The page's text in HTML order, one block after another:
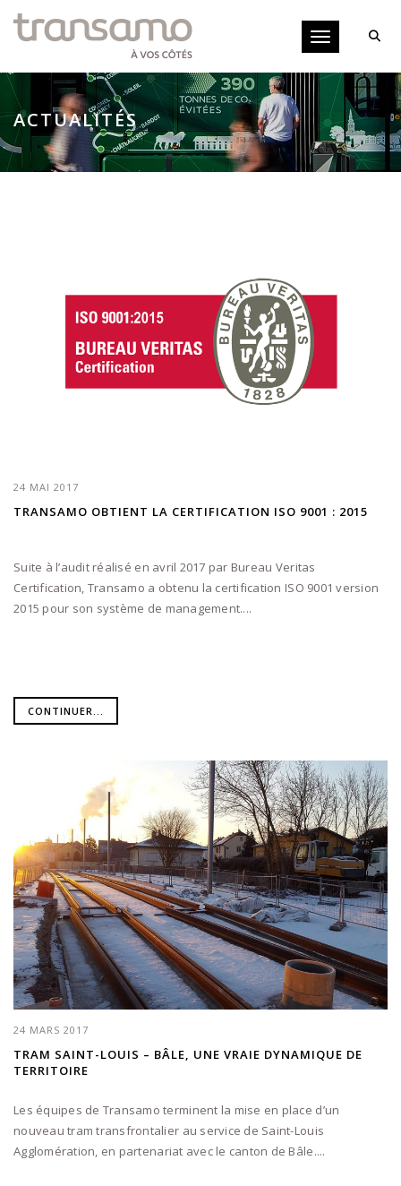
Toggle
ACTUALITÉS
24 MAI 2017
TRANSAMO OBTIENT LA CERTIFICATION ISO 9001 : 2015
Suite à l’audit réalisé en avril 2017 par Bureau Veritas
Certification, Transamo a obtenu la certification ISO 9001 version
2015 pour son système de management....
CONTINUER...
24 MARS 2017
TRAM SAINT-LOUIS – BÂLE, UNE VRAIE DYNAMIQUE DE
TERRITOIRE
Les équipes de Transamo terminent la mise en place d’un
nouveau tram transfrontalier au service de Saint-Louis
Agglomération, en partenariat avec le canton de Bâle....
Panneau de gestion des cookies